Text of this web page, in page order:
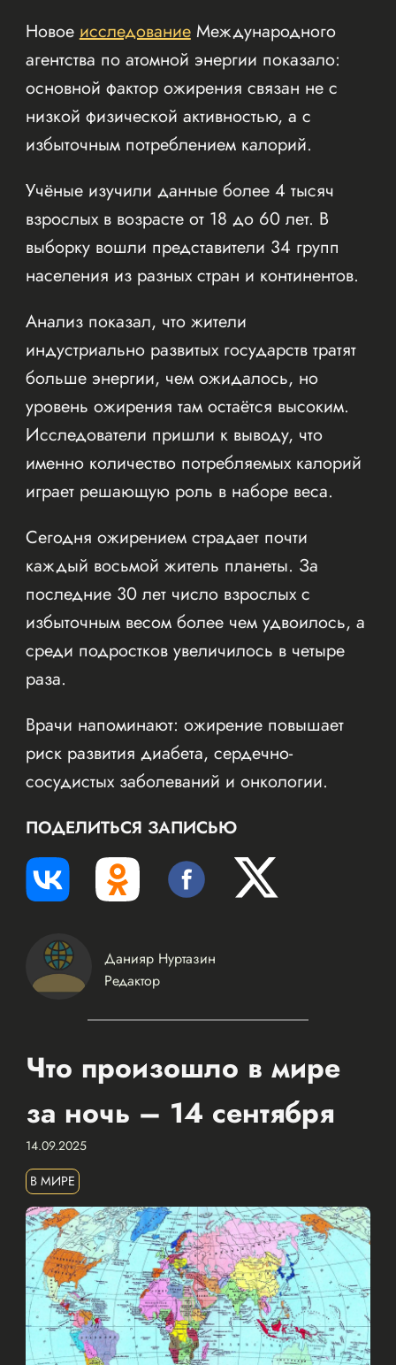
НовоеисследованиеМеждународного
агентства по атомной энергии показало:
основной фактор ожирения связан не с
низкой физической активностью, а с
избыточным потреблением калорий.
Учёные изучили данные более 4 тысяч
взрослых в возрасте от 18 до 60 лет. В
выборку вошли представители 34 групп
населения из разных стран и континентов.
Анализ показал, что жители
индустриально развитых государств тратят
больше энергии, чем ожидалось, но
уровень ожирения там остаётся высоким.
Исследователи пришли к выводу, что
именно количество потребляемых калорий
играет решающую роль в наборе веса.
Сегодня ожирением страдает почти
каждый восьмой житель планеты. За
последние 30 лет число взрослых с
избыточным весом более чем удвоилось, а
среди подростков увеличилось в четыре
раза.
Врачи напоминают: ожирение повышает
риск развития диабета, сердечно-
сосудистых заболеваний и онкологии.
ПОДЕЛИТЬСЯ ЗАПИСЬЮ
Данияр Нуртазин
Редактор
Что произошло в мире
за ночь – 14 сентября
14.09.2025
В МИРЕ